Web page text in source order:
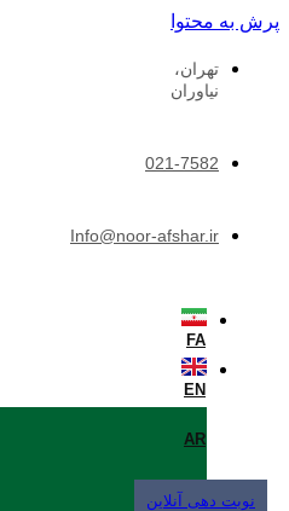
پرش به محتوا
تهران،
نیاوران
021-7582
Info@noor-afshar.ir
FA
EN
AR
نوبت دهی آنلاین